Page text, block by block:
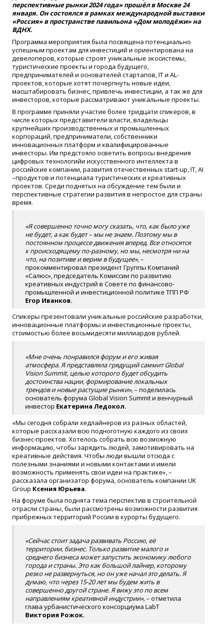
перспективные рынки 2024 года» прошёл в Москве 24
января. Он состоялся в рамках международной выставки
«Россия» в пространстве павильона «Дом молодёжи» на
ВДНХ.
Программа мероприятия была посвящена потенциально
успешным проектам для инвестиций и ориентирована на
девелоперов, которые строят уникальные экосистемы,
туристические проекты и города будущего,
предпринимателей и основателей стартапов, IT и AL-
проектов, которые хотят почерпнуть новые идеи,
масштабировать бизнес, привлечь инвестиции, а так же для
инвесторов, которые рассматривают уникальные проекты.
В программе приняли участие более тридцати спикеров, в
числе которых представители власти, владельцы
крупнейших производственных и промышленных
корпораций, предприниматели, собственники
инновационных платформ и квалифицированные
инвесторы. Им предстояло осветить вопросы внедрения
цифровых технологийи искусственного интеллекта в
российские компании, развития отечественных start-up, IT, AI
–продуктов и потенциала туристических и креативных
проектов. Среди поднятых на обсуждение тем были и
перспективные стратегии развития в непростое для страны
время.
«Я совершенно точно могу сказать, что, как было уже
не будет, а как будет – мы не знаем. Поэтому мы в
постоянном процессе движения вперед. Все относятся
к происходящему по-разному, но мы, несмотря ни на
что, на позитиве и верим в будущее»,–
прокомментировал президент Группы Компаний
«Салюс», председатель Комиссии по развитию
креативных индустрий в Совете по финансово-
промышленной и инвестиционной политике ТПП РФ
Егор Иванков.
Спикеры презентовали уникальные российские разработки,
инновационные платформы и инвестиционные проекты,
стоимостью более восьмидесяти миллиардов рублей.
«Мне очень понравился форум и его живая
атмосфера. Я представляла грядущий саммит Global
Vision Summit, целью которого будет обсудить
достоинства нации, формирование локальных
трендов и новые растущие рынки»,– поделилась
основатель форума Global Vision Summit и венчурный
инвестор Екатерина Ледокол.
«Мы сегодня собрали хедлайнеров из разных областей,
которые рассказали всю подноготную каждого из своих
бизнес-проектов. Хотелось собрать всю возможную
информацию, чтобы зарядить людей, замотивировать на
креативные действия. Чтобы люди вышли отсюда с
полезными знаниями и новыми контактами и имели
возможность применять свои идеи на практике», –
рассказала организатор форума, основатель компании UK
Group Ксения Юрьева.
На форуме была поднята тема перспектив в строительной
отрасли страны, были рассмотрены возможности развития
прибрежных территорий России в курорты будущего.
«Сейчас стоит задача развивать Россию, её
территории, бизнес. Только развитие малого и
среднего бизнеса может запустить экономику любого
города и страны. Это как большой лайнер, которому
резко не развернуться, но он уже начал это делать. Я
думаю, что через 15-20 лет мы будем жить в
совершенно другой стране. Я вижу это по всем
направлениям креативной индустрии»,– отметила
глава урбанистического консорциума LabT
Виктория Рожок.